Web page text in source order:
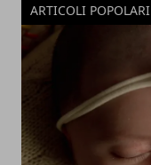
ARTICOLI POPOLARI